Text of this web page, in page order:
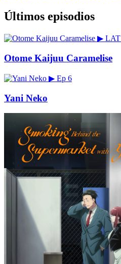
Últimos episodios
▶ LAT
Otome Kaijuu Caramelise
▶ Ep 6
Yani Neko